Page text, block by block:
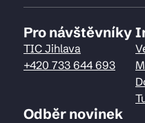
Pro návštěvníky
TIC Jihlava
+420 733 644 693
Odběr novinek